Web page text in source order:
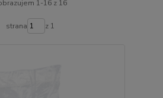
1-16 z 16
strana z 1